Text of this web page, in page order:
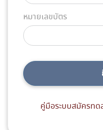
หมายเลขบัตร
คู่มือระบบสมัครท